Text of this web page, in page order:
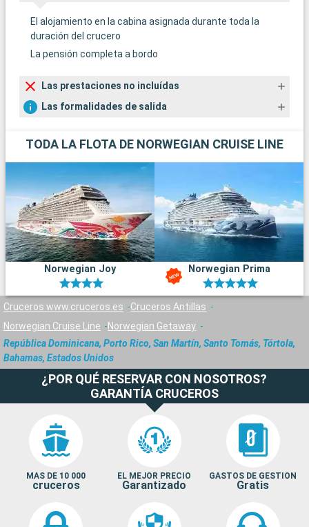
El alojamiento en la cabina asignada durante toda la
duración del crucero
La pensión completa a bordo
Las prestaciones no incluídas
Las formalidades de salida
TODA LA FLOTA DE NORWEGIAN CRUISE LINE
Norwegian Joy Norwegian Prima
Cruceros www.cruceros.es
Cruceros Antillas
Norwegian Cruise Line
Norwegian Getaway
República Dominicana, Porto Rico, San Martín, Santo Tomás, Tórtola,
Bahamas, Estados Unidos
¿POR QUÉ RESERVAR CON NOSOTROS?
GARANTÍA CRUCEROS
MAS DE 10 000
cruceros
EL MEJOR PRECIO
Garantizado
GASTOS DE GESTION
Gratis